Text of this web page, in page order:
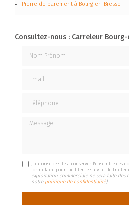
Pierre de parement à Bourg-en-Bresse
Consultez-nous : Carreleur Bourg-
Message
J'autorise ce site à conserver l'ensemble des
formulaire pour faciliter le suivi et le
exploitation commerciale ne sera faite des
notre politique de confidentialité)